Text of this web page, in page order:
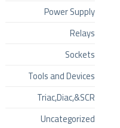
Power Supply
Relays
Sockets
Tools and Devices
Triac,Diac,&SCR
Uncategorized